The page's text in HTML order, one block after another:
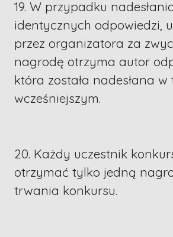
19. W przypadku
identycznych odpowiedzi,
przez organizatora za
nagrodę otrzyma autor
która została nadesłana
wcześniejszym.
20. Każdy uczestnik
otrzymać tylko jedną
trwania konkursu.